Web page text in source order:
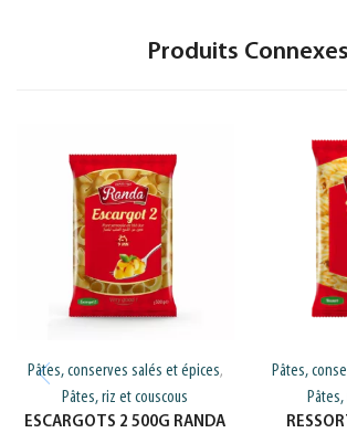
Produits Connexes
Pâtes, conserves salés et épices,
Pâtes, riz et couscous
ESCARGOTS 2 500G RANDA
Pâtes,
Pâtes,